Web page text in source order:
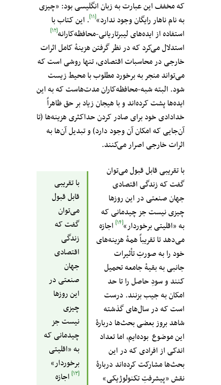
که مخفف این عبارت به زبان انگلیسی بود: «چیزی
به نام ناهار رایگان وجود ندارد»[۱۱]. این کتاب با
استفاده از ایده‌های لیبرتاریانی-محافظه‌کارانه[۱۲]
استدلال می‌کرد که در نظر گرفتن هزینهٔ کامل اثرات
خارجی در محاسبات اقتصادی، تنها روشی است که
می‌تواند منجر به برخورد مطلوب با محیط زیست
شود. البته شبه-محافظه‌کاران مدت‌هاست که به این
ایده‌ها پشت کرده‌اند و با هیجان زیاد بر حق ظاهراً
خدادادی خود برای صادر کردن حداکثری هزینه‌ها (تا
آن‌جایی که امکان‌ آن وجود دارد) و تبدیل آن‌ها به
اثرات خارجی اصرار می‌کنند.
با تقریبی
قابل قبول
می‌توان
گفت که
زندگی
اقتصادی
جهان
صنعتی در
این روزها
چیزی
نیست جز
چیدمانی که
به «اقلیتی
برخوردار»
[۱۳] اجازه
با تقریبی قابل قبول می‌توان
گفت که زندگی اقتصادی
جهان صنعتی در این روزها
چیزی نیست جز چیدمانی که
به «اقلیتی برخوردار»[۱۴] اجازه
می‌دهد تا تقریباً همهٔ هزینه‌های
خود را به صورتِ تأثیرات
جانبی به بقیهٔ جامعه تحمیل
کنند و سودِ حاصل را تا حد
امکان به جیب بزنند. درست
است که در سال‌های گذشته
شاهد بروز بعضی بحث‌ها دربارهٔ
این موضوع بوده‌ایم، اما تعداد
اندکی از افرادی که در این
بحث‌ها مشارکت کرده‌اند دربارهٔ
نقش «پیشرفتِ تکنولوژیکی»